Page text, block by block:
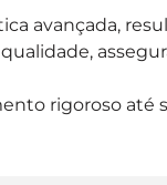
avançada,
rigoroso até